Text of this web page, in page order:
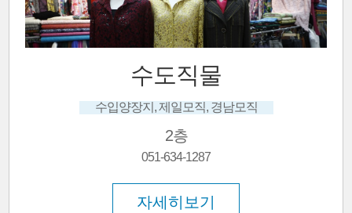
수도직물
수입양장지, 제일모직, 경남모직
2층
051-634-1287
자세히보기